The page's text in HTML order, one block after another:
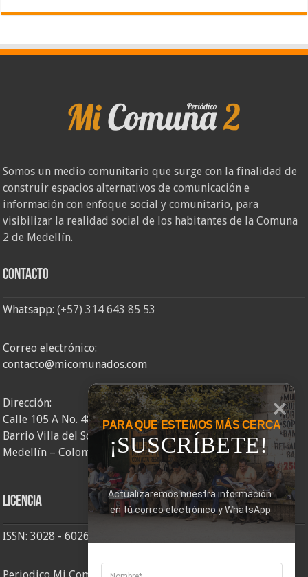
Somos un medio comunitario que surge con la finalidad de
construir espacios alternativos de comunicación e
información con enfoque social y comunitario, para
visibilizar la realidad social de los habitantes de la Comuna
2 de Medellín.
Contacto
Whatsapp:(+57) 314 643 85 53
Correo electrónico:
contacto@micomunados.com
Dirección:
Calle 105 A No. 48AA – 58
Barrio Villa del Socorro
Medellín – Colombia
Licencia
ISSN: 3028 - 6026
PARA QUE ESTEMOS MÁS CERCA
¡SUSCRÍBETE!
Actualizaremos nuestra información
en tú correo electrónico y WhatsApp